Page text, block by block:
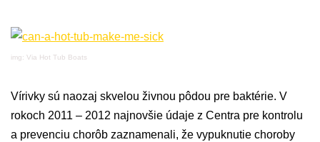
img: Via Hot Tub Boats
Vírivky sú naozaj skvelou živnou pôdou pre baktérie. V
rokoch 2011 – 2012 najnovšie údaje z Centra pre kontrolu
a prevenciu chorôb zaznamenali, že vypuknutie choroby